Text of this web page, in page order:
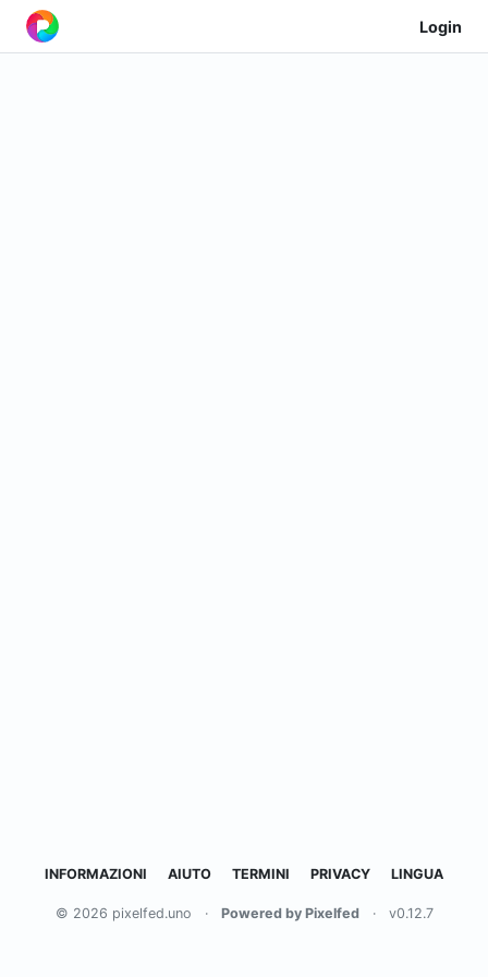
Login
INFORMAZIONI AIUTO TERMINI PRIVACY LINGUA
© 2026 pixelfed.uno · Powered by Pixelfed · v0.12.7